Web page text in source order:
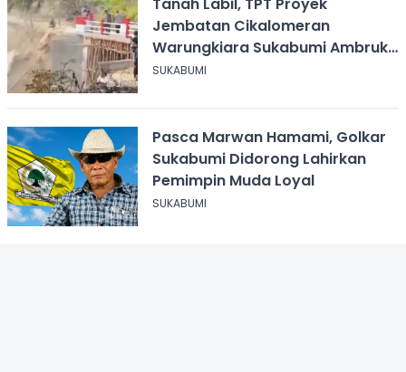
Jembatan Cikalomeran
Warungkiara Sukabumi Ambruk
Saat Pengurugan
SUKABUMI
Pasca Marwan Hamami, Golkar
Sukabumi Didorong Lahirkan
Pemimpin Muda Loyal
SUKABUMI